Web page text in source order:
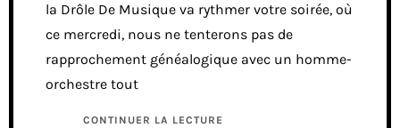
la Drôle De Musique va rythmer votre soirée, où
ce mercredi, nous ne tenterons pas de
rapprochement généalogique avec un homme-
orchestre tout
CONTINUER LA LECTURE